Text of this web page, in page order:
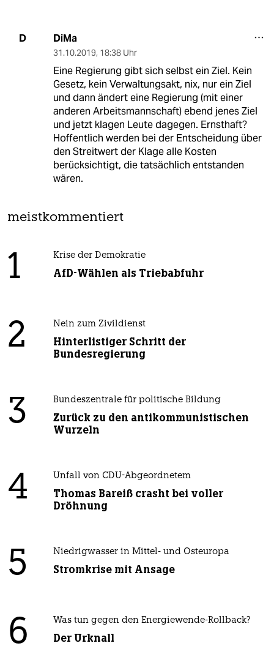
D DiMa
31.10.2019, 18:38 Uhr
Eine Regierung gibt sich selbst ein Ziel. Kein
Gesetz, kein Verwaltungsakt, nix, nur ein Ziel
und dann ändert eine Regierung (mit einer
anderen Arbeitsmannschaft) ebend jenes Ziel
und jetzt klagen Leute dagegen. Ernsthaft?
Hoffentlich werden bei der Entscheidung über
den Streitwert der Klage alle Kosten
berücksichtigt, die tatsächlich entstanden
wären.
meistkommentiert
1 Krise der Demokratie
AfD-Wählen als Triebabfuhr
2 Nein zum Zivildienst
Hinterlistiger Schritt der
Bundesregierung
3 Bundeszentrale für politische Bildung
Zurück zu den antikommunistischen
Wurzeln
4 Unfall von CDU-Abgeordnetem
Thomas Bareiß crasht bei voller
Dröhnung
5 Niedrigwasser in Mittel- und Osteuropa
Stromkrise mit Ansage
6 Was tun gegen den Energiewende-Rollback?
Der Urknall